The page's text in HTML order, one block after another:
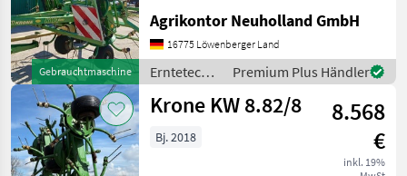
Gebrauchtmaschine
daraufhin Maschinen
kaufen, bitte kontrollieren
Sie die Auftragsbestätigung,
Proforma und auch R
Agrikontor Neuholland GmbH
16775 Löwenberger Land
Erntetechnik
Grünland /
Krone
Premium Plus Händler
Krone KW 8.82/8
8.568
€
inkl. 19%
Bj. 2018